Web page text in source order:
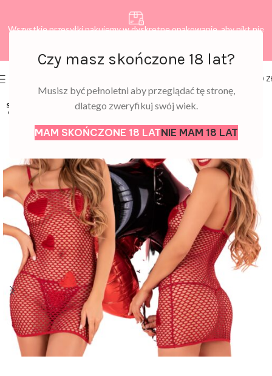
Czy masz skończone 18 lat?
Musisz być pełnoletni aby przeglądać tę stronę,
dlatego zweryfikuj swój wiek.
MAM SKOŃCZONE 18 LATNIE MAM 18 LAT
Wszystkie przesyłki pakujemy w dyskretne opakowanie, aby nikt nie
0,00
SOLD
OUT